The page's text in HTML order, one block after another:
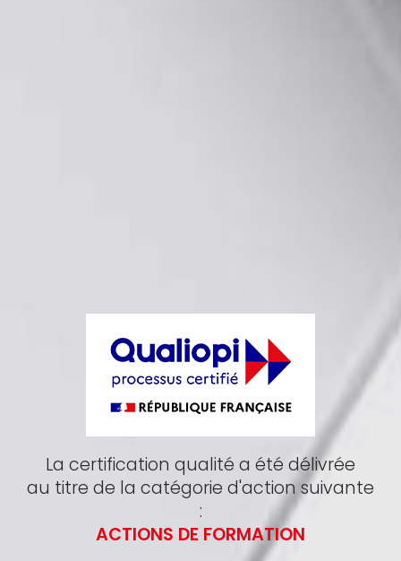
La certification qualité a été délivrée
au titre de la catégorie d'action suivante
:
ACTIONS DE FORMATION